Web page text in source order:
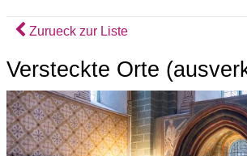
Zurueck zur Liste
Versteckte Orte